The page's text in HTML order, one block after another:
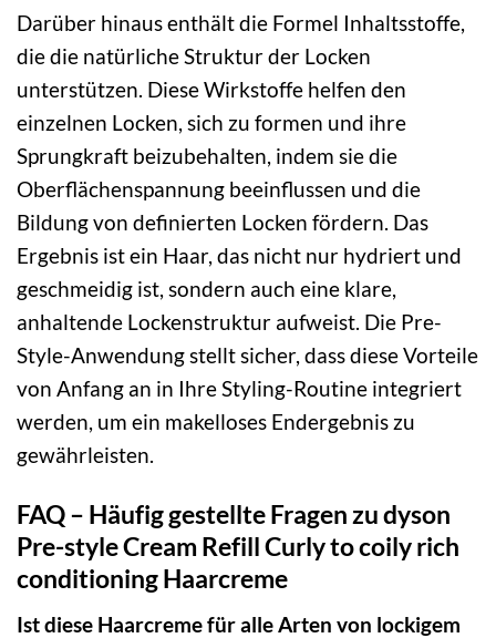
Darüber hinaus enthält die Formel Inhaltsstoffe,
die die natürliche Struktur der Locken
unterstützen. Diese Wirkstoffe helfen den
einzelnen Locken, sich zu formen und ihre
Sprungkraft beizubehalten, indem sie die
Oberflächenspannung beeinflussen und die
Bildung von definierten Locken fördern. Das
Ergebnis ist ein Haar, das nicht nur hydriert und
geschmeidig ist, sondern auch eine klare,
anhaltende Lockenstruktur aufweist. Die Pre-
Style-Anwendung stellt sicher, dass diese Vorteile
von Anfang an in Ihre Styling-Routine integriert
werden, um ein makelloses Endergebnis zu
gewährleisten.
FAQ – Häufig gestellte Fragen zu dyson
Pre-style Cream Refill Curly to coily rich
conditioning Haarcreme
Ist diese Haarcreme für alle Arten von lockigem